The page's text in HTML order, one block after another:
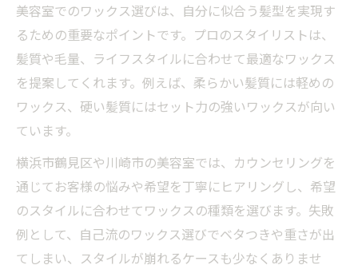
美容室で聞けるワックスの正しい相談ポイ
ント
美容室でワックス相談が人気の理由と魅力
美容室でできる髪質改善とワックス提案の
極意
術
横浜市鶴見区で話題の美容室ワックス活用
美容室のワックス活用で鶴見ヘアセット早
朝も安心
美容室でのワックス選びは、自分に似合う髪型を実現す
るための重要なポイントです。プロのスタイリストは、
髪質や毛量、ライフスタイルに合わせて最適なワックス
を提案してくれます。例えば、柔らかい髪質には軽めの
ワックス、硬い髪質にはセット力の強いワックスが向い
ています。
横浜市鶴見区や川崎市の美容室では、カウンセリングを
通じてお客様の悩みや希望を丁寧にヒアリングし、希望
のスタイルに合わせてワックスの種類を選びます。失敗
例として、自己流のワックス選びでベタつきや重さが出
てしまい、スタイルが崩れるケースも少なくありませ